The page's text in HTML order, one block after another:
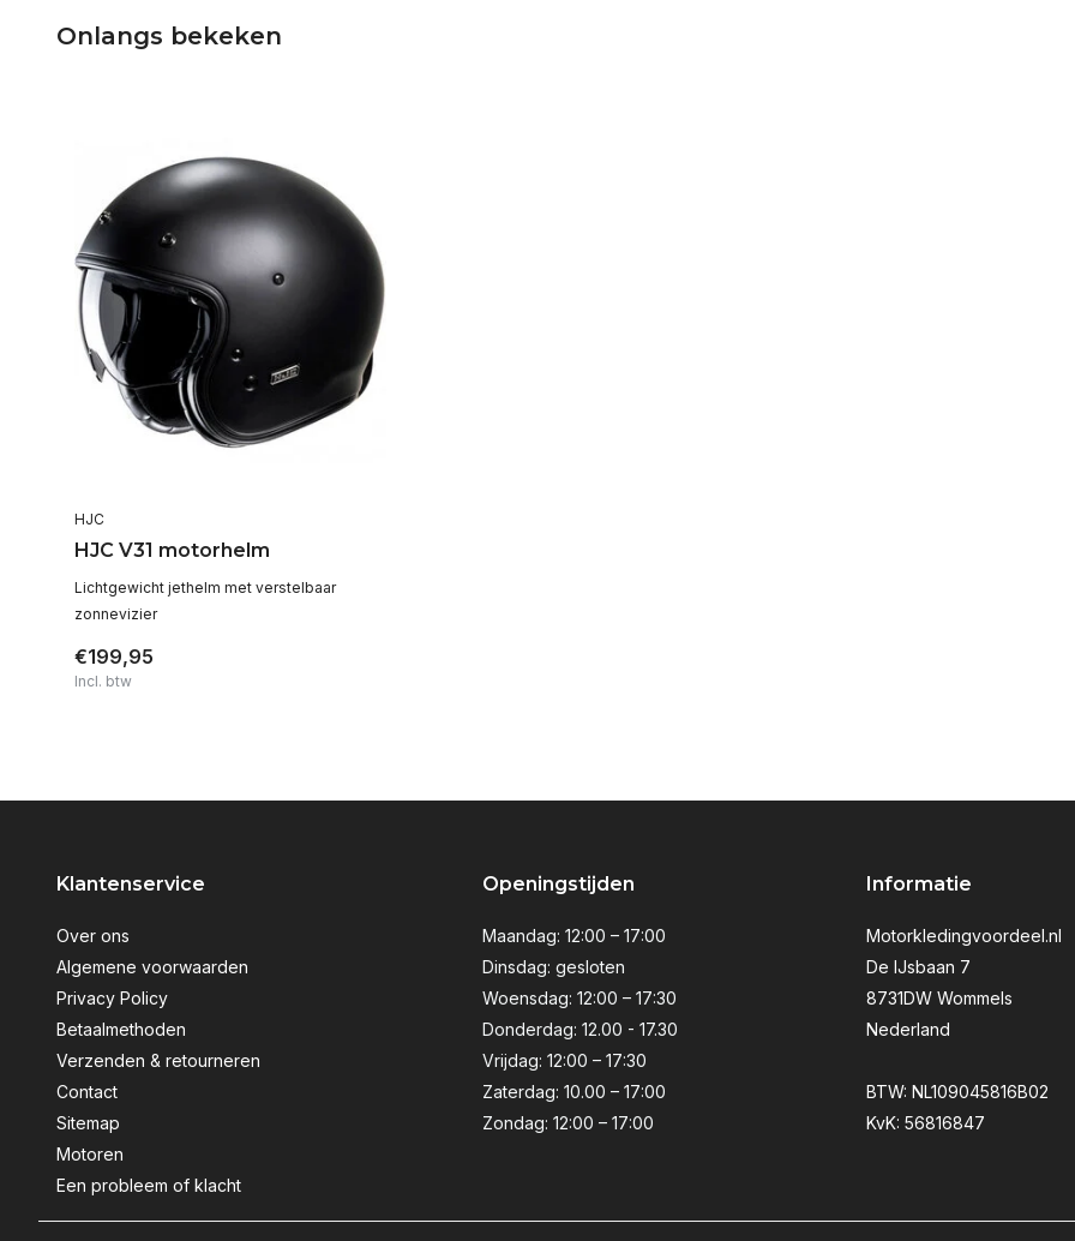
Onlangs bekeken
HJC
HJC V31 motorhelm
Lichtgewicht jethelm met verstelbaar
zonnevizier
€199,95
Incl. btw
Klantenservice
Over ons
Algemene voorwaarden
Privacy Policy
Betaalmethoden
Verzenden & retourneren
Contact
Sitemap
Motoren
Een probleem of klacht
Openingstijden
Maandag: 12:00 – 17:00
Dinsdag: gesloten
Woensdag: 12:00 – 17:30
Donderdag: 12.00 - 17.30
Vrijdag: 12:00 – 17:30
Zaterdag: 10.00 – 17:00
Zondag: 12:00 – 17:00
Informatie
Motorkledingvoordeel.nl
De IJsbaan 7
8731DW Wommels
Nederland
BTW: NL109045816B02
KvK: 56816847